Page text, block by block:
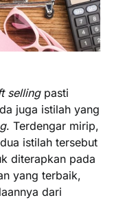
sellingpasti
juga istilah yang
. Terdengar mirip,
istilah tersebut
diterapkan pada
yang terbaik,
dari